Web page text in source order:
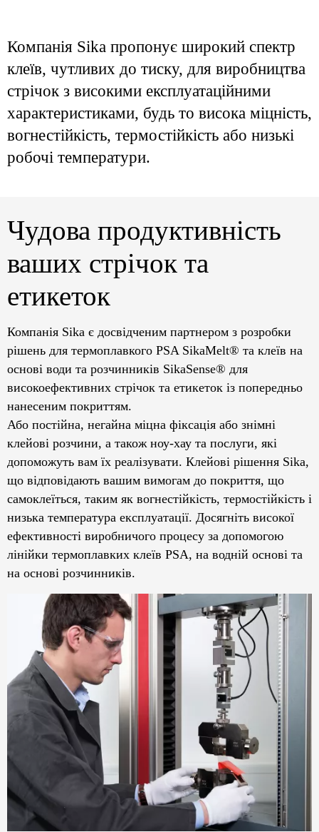
Компанія Sika пропонує широкий спектр
клеїв, чутливих до тиску, для виробництва
стрічок з високими експлуатаційними
характеристиками, будь то висока міцність,
вогнестійкість, термостійкість або низькі
робочі температури.
Чудова продуктивність
ваших стрічок та
етикеток
Компанія Sika є досвідченим партнером з розробки
рішень для термоплавкого PSA SikaMelt® та клеїв на
основі води та розчинників SikaSense® для
високоефективних стрічок та етикеток із попередньо
нанесеним покриттям.
Або постійна, негайна міцна фіксація або знімні
клейові розчини, а також ноу-хау та послуги, які
допоможуть вам їх реалізувати. Клейові рішення Sika,
що відповідають вашим вимогам до покриття, що
самоклеїться, таким як вогнестійкість, термостійкість і
низька температура експлуатації. Досягніть високої
ефективності виробничого процесу за допомогою
лінійки термоплавких клеїв PSA, на водній основі та
на основі розчинників.